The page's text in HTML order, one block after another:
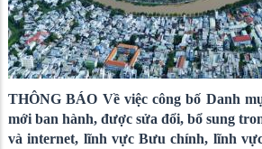
THÔNG BÁO Về việc công bố Danh
mới ban hành, được sửa đổi, bổ sung
và internet, lĩnh vực Bưu chính, lĩnh